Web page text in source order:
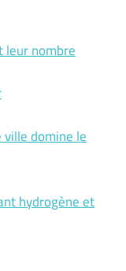
leur nombre
ville domine le
hydrogène et